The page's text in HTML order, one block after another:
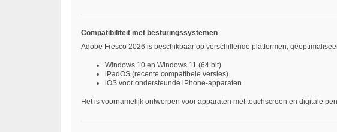
Compatibiliteit met besturingssystemen
Adobe Fresco 2026 is beschikbaar op verschillende platformen,
Windows 10 en Windows 11 (64 bit)
iPadOS (recente compatibele versies)
iOS voor ondersteunde iPhone-apparaten
Het is voornamelijk ontworpen voor apparaten met touchscreen en digitale